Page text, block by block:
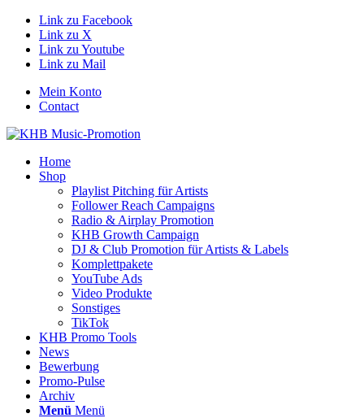
Link zu Facebook
Link zu X
Link zu Youtube
Link zu Mail
Mein Konto
Contact
Home
Shop
Playlist Pitching für Artists
Follower Reach Campaigns
Radio & Airplay Promotion
KHB Growth Campaign
DJ & Club Promotion für Artists & Labels
Komplettpakete
YouTube Ads
Video Produkte
Sonstiges
TikTok
KHB Promo Tools
News
Bewerbung
Promo-Pulse
Archiv
Menü Menü